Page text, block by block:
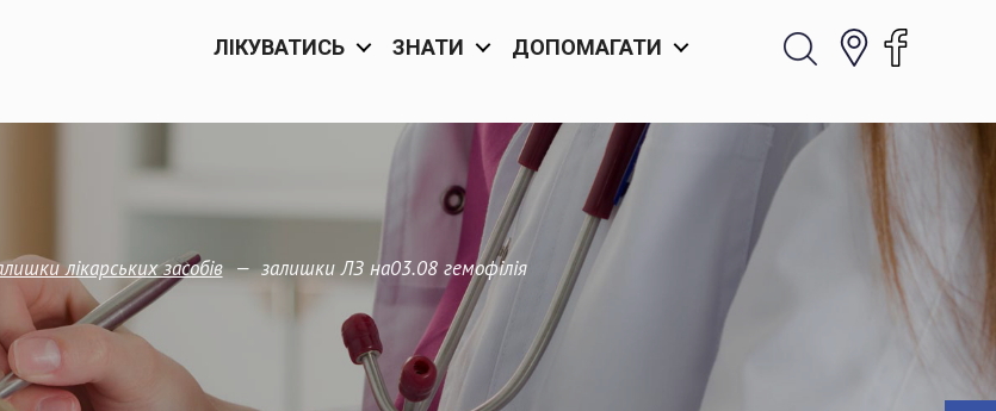
ЛІКУВАТИСЬ ЗНАТИ ДОПОМАГАТИ
лікарських засобів — залишки ЛЗ на03.08 гемофілія